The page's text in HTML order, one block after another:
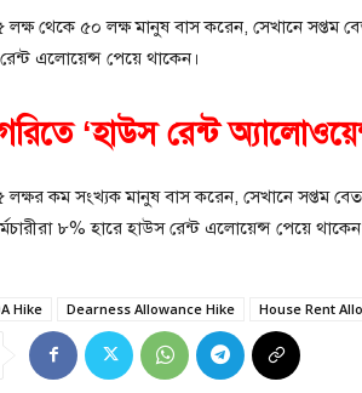
লক্ষ থেকে ৫০ লক্ষ মানুষ বাস করেন, সেখানে সপ্তম
এলোয়েন্স পেয়ে থাকেন।
‘হাউস রেন্ট
লক্ষর কম সংখ্যক মানুষ বাস করেন, সেখানে
৮% হারে হাউস রেন্ট এলোয়েন্স পেয়ে
Hike Dearness Allowance Hike House Rent